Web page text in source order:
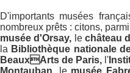
D'importants musées
nombreux prêts : citons,
musée d'Orsay, lechâteau
la Bibliothèque nationale
BeauxArts de Paris, l'
Montauban,
lemusée